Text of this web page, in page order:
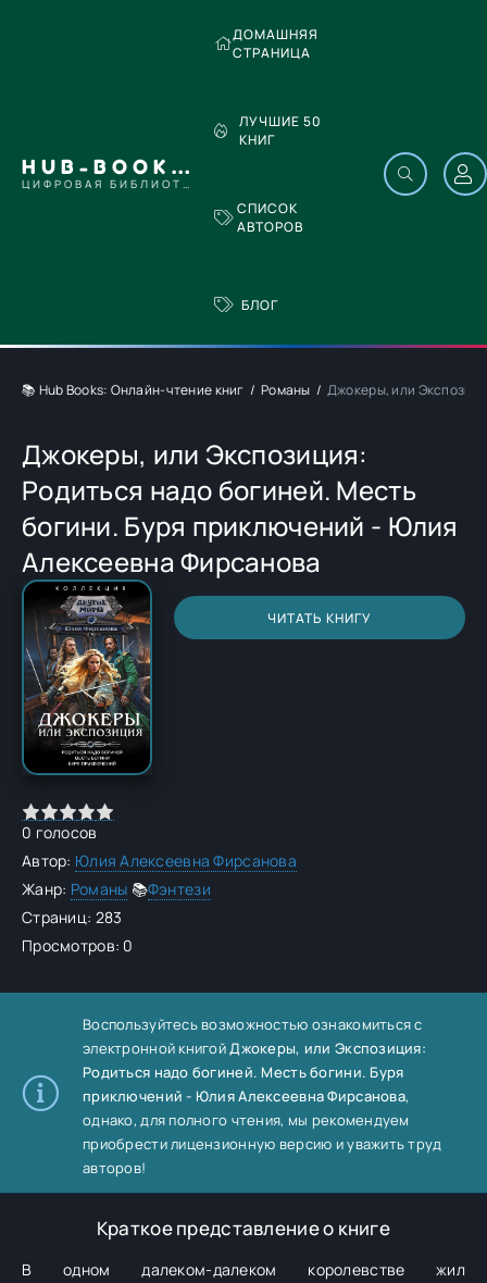
HUB-BOOKS.COM
ЦИФРОВАЯ БИБЛИОТЕКА
ДОМАШНЯЯ
СТРАНИЦА
ЛУЧШИЕ 50
КНИГ
СПИСОК
АВТОРОВ
БЛОГ
📚 Hub Books: Онлайн-чтение книг Романы Джокеры, или
Джокеры, или Экспозиция:
Родиться надо богиней. Месть
богини. Буря приключений - Юлия
Алексеевна Фирсанова
ЧИТАТЬ КНИГУ
0 голосов
Автор: Юлия Алексеевна Фирсанова
Жанр: Романы 📚Фэнтези
Страниц: 283
Просмотров: 0
Воспользуйтесь возможностью ознакомиться с
электронной книгойДжокеры, или Экспозиция:
Родиться надо богиней. Месть богини. Буря
приключений - Юлия Алексеевна Фирсанова,
однако, для полного чтения, мы рекомендуем
приобрести лицензионную версию и уважить труд
авторов!
Краткое представление о книге
В одном далеком-далеком королевстве жил